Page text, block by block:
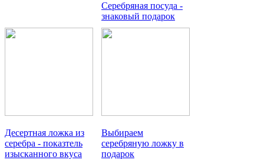
Серебряная посуда -
знаковый подарок
Десертная ложка из
серебра - показтель
изысканного вкуса
Выбираем
серебряную ложку в
подарок